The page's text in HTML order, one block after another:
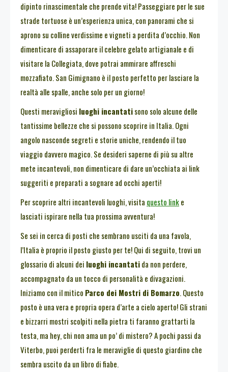
dipinto rinascimentale che prende vita! Passeggiare per le sue
strade tortuose è un’esperienza unica, con panorami che si
aprono su colline verdissime e vigneti a perdita d’occhio. Non
dimenticare di assaporare il celebre gelato artigianale e di
visitare la Collegiata, dove potrai ammirare affreschi
mozzafiato. San Gimignano è il posto perfetto per lasciare la
realtà alle spalle, anche solo per un giorno!
Questi meravigliosi luoghi incantatisono solo alcune delle
tantissime bellezze che si possono scoprire in Italia. Ogni
angolo nasconde segreti e storie uniche, rendendo il tuo
viaggio davvero magico. Se desideri saperne di più su altre
mete incantevoli, non dimenticare di dare un’occhiata ai link
suggeriti e preparati a sognare ad occhi aperti!
Per scoprire altri incantevoli luoghi, visita questo linke
lasciati ispirare nella tua prossima avventura!
Se sei in cerca di posti che sembrano usciti da una favola,
l’Italia è proprio il posto giusto per te! Qui di seguito, trovi un
glossario di alcuni dei luoghi incantatida non perdere,
accompagnato da un tocco di personalità e divagazioni.
Iniziamo con il mitico Parco dei Mostri di Bomarzo. Questo
posto è una vera e propria opera d’arte a cielo aperto! Gli strani
e bizzarri mostri scolpiti nella pietra ti faranno grattarti la
testa, ma hey, chi non ama un po’ di mistero? A pochi passi da
Viterbo, puoi perderti fra le meraviglie di questo giardino che
sembra uscito da un libro di fiabe.